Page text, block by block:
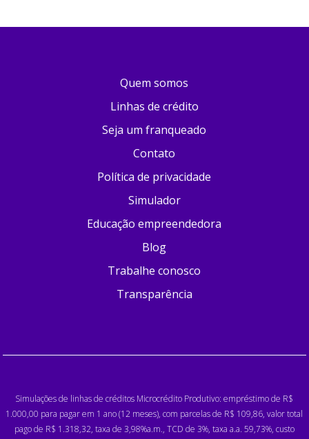
Quem somos
Linhas de crédito
Seja um franqueado
Contato
Política de privacidade
Simulador
Educação empreendedora
Blog
Trabalhe conosco
Transparência
Simulações de linhas de créditos Microcrédito Produtivo: empréstimo de R$
1.000,00 para pagar em 1 ano (12 meses), com parcelas de R$ 109,86, valor total
pago de R$ 1.318,32, taxa de 3,98%a.m., TCD de 3%, taxa a.a. 59,73%, custo